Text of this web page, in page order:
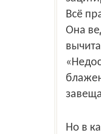
Всё
Она
Но в